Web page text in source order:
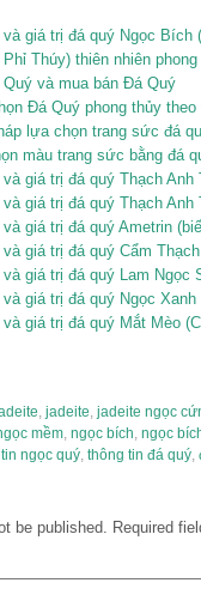
giá trị đá quý Ngọc Bích
Thúy) thiên nhiên
và mua bán Đá Quý
Đá Quý phong thủy
lựa chọn trang sức đá
màu trang sức bằng đá
giá trị đá quý Thạch Anh
giá trị đá quý Thạch
giá trị đá quý Ametrin
giá trị đá quý Cẩm
giá trị đá quý Lam Ngọc
giá trị đá quý Ngọc Xanh
giá trị đá quý Mắt Mèo
, jadeite, jadeite ngọc
mềm, ngọc bích, ngọc
ngọc quý, thông tin đá quý,
be published. Required